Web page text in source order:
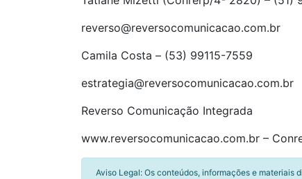
reverso@reversocomunicacao.com.br
Camila Costa – (53) 99115-7559
estrategia@reversocomunicacao.com.br
Reverso Comunicação Integrada
www.reversocomunicacao.com.br –
Aviso Legal: Os conteúdos, informações e materiais